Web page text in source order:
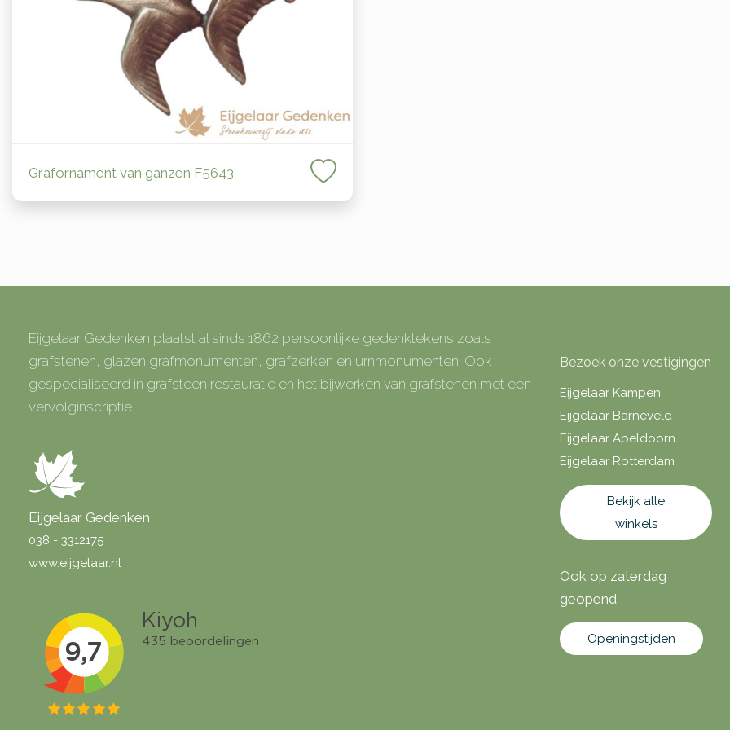
Grafornament van ganzen F5643
Eijgelaar Gedenken plaatst al sinds 1862 persoonlijke gedenktekens zoals
grafstenen, glazen grafmonumenten, grafzerken en urnmonumenten. Ook
gespecialiseerd in grafsteen restauratie en het bijwerken van grafstenen met een
vervolginscriptie.
Eijgelaar Gedenken
038 - 3312175
www.eijgelaar.nl
Bezoek onze vestigingen
Eijgelaar Kampen
Eijgelaar Barneveld
Eijgelaar Apeldoorn
Eijgelaar Rotterdam
Bekijk alle
winkels
Ook op zaterdag
geopend
Openingstijden